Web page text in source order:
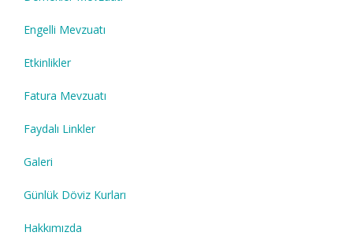
Engelli Mevzuatı
Etkinlikler
Fatura Mevzuatı
Faydalı Linkler
Galeri
Günlük Döviz Kurları
Hakkımızda